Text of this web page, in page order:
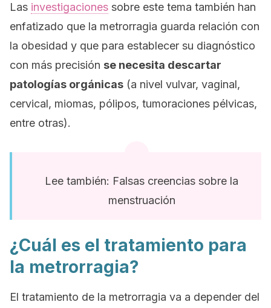
Las investigaciones sobre este tema también han
enfatizado que la metrorragia guarda relación con
la obesidad y que para establecer su diagnóstico
con más precisión se necesita descartar
patologías orgánicas (a nivel vulvar, vaginal,
cervical, miomas, pólipos, tumoraciones pélvicas,
entre otras).
Lee también: Falsas creencias sobre la
menstruación
¿Cuál es el tratamiento para
la metrorragia?
El tratamiento de la metrorragia va a depender del